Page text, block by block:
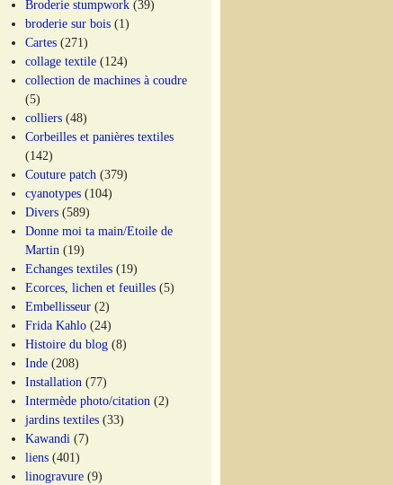
Broderie stumpwork (39)
broderie sur bois (1)
Cartes (271)
collage textile (124)
collection de machines à coudre
(5)
colliers (48)
Corbeilles et panières textiles
(142)
Couture patch (379)
cyanotypes (104)
Divers (589)
Donne moi ta main/Etoile de
Martin (19)
Echanges textiles (19)
Ecorces, lichen et feuilles (5)
Embellisseur (2)
Frida Kahlo (24)
Histoire du blog (8)
Inde (208)
Installation (77)
Intermède photo/citation (2)
jardins textiles (33)
Kawandi (7)
liens (401)
linogravure (9)